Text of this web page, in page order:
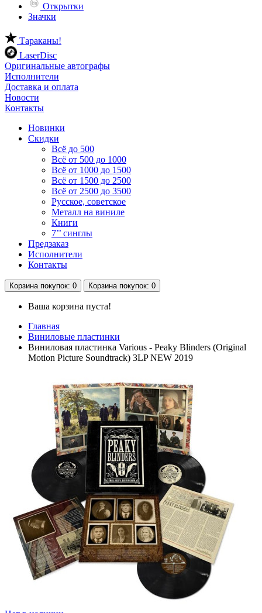
Открытки
Значки
Тараканы!
LaserDisc
Оригинальные автографы
Исполнители
Доставка и оплата
Новости
Контакты
Новинки
Скидки
Всё до 500
Всё от 500 до 1000
Всё от 1000 до 1500
Всё от 1500 до 2500
Всё от 2500 до 3500
Русское, советское
Металл на виниле
Книги
7’’ синглы
Предзаказ
Исполнители
Контакты
Корзина покупок: 0 Корзина покупок: 0
Ваша корзина пуста!
Главная
Виниловые пластинки
Виниловая пластинка Various - Peaky Blinders (Original
Motion Picture Soundtrack) 3LP NEW 2019